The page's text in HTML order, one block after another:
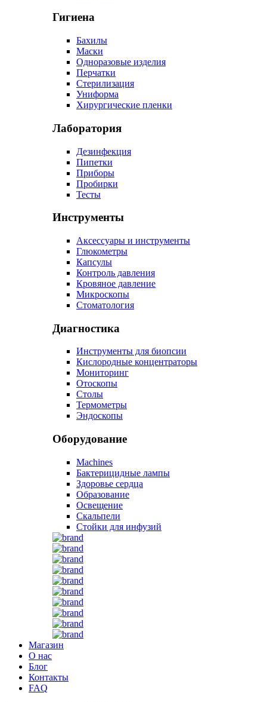
Гигиена
Бахилы
Маски
Одноразовые изделия
Перчатки
Стерилизация
Униформа
Хирургические пленки
Лаборатория
Дезинфекция
Пипетки
Приборы
Пробирки
Тесты
Инструменты
Аксессуары и инструменты
Глюкометры
Капсулы
Контроль давления
Кровяное давление
Микроскопы
Стоматология
Диагностика
Инструменты для биопсии
Кислородные концентраторы
Мониторинг
Отоскопы
Столы
Термометры
Эндоскопы
Оборудование
Machines
Бактерицидные лампы
Здоровье сердца
Образование
Освещение
Скальпели
Стойки для инфузий
Магазин
О нас
Блог
Контакты
FAQ